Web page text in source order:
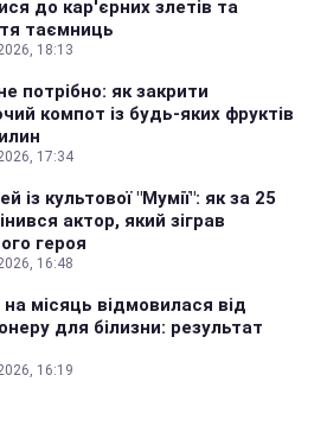
до кар'єрних злетів та
таємниць
18:13
потрібно: як закрити
компот із будь-яких фруктів
17:34
із культової "Мумії": як за 25
актор, який зіграв
героя
16:48
місяць відмовилася від
для білизни: результат
16:19